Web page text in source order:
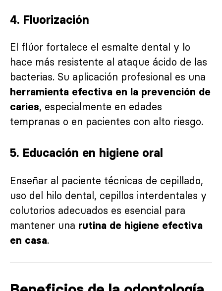
4. Fluorización
El flúor fortalece el esmalte dental y lo
hace más resistente al ataque ácido de las
bacterias. Su aplicación profesional es una
herramienta efectiva en la prevención de
caries, especialmente en edades
tempranas o en pacientes con alto riesgo.
5. Educación en higiene oral
Enseñar al paciente técnicas de cepillado,
uso del hilo dental, cepillos interdentales y
colutorios adecuados es esencial para
mantener una rutina de higiene efectiva
en casa.